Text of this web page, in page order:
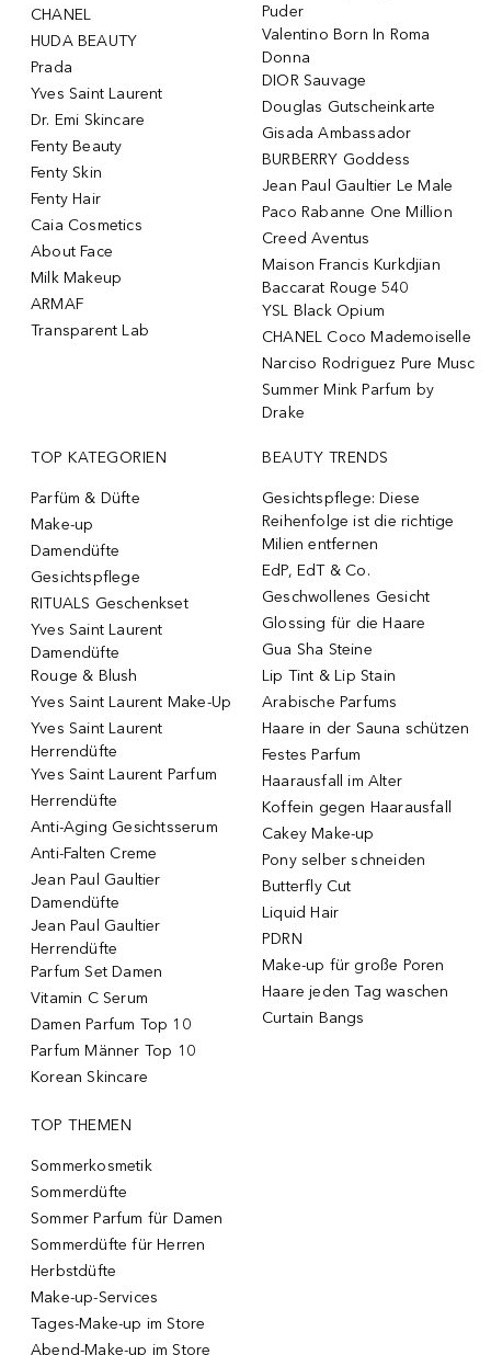
CHANEL
HUDA BEAUTY
Prada
Yves Saint Laurent
Dr. Emi Skincare
Fenty Beauty
Fenty Skin
Fenty Hair
Caia Cosmetics
About Face
Milk Makeup
ARMAF
Transparent Lab
Puder
Valentino Born In Roma
Donna
DIOR Sauvage
Douglas Gutscheinkarte
Gisada Ambassador
BURBERRY Goddess
Jean Paul Gaultier Le Male
Paco Rabanne One Million
Creed Aventus
Maison Francis Kurkdjian
Baccarat Rouge 540
YSL Black Opium
CHANEL Coco Mademoiselle
Narciso Rodriguez Pure Musc
Summer Mink Parfum by
Drake
TOP KATEGORIEN
Parfüm & Düfte
Make-up
Damendüfte
Gesichtspflege
RITUALS Geschenkset
Yves Saint Laurent
Damendüfte
Rouge & Blush
Yves Saint Laurent Make-Up
Yves Saint Laurent
Herrendüfte
Yves Saint Laurent Parfum
Herrendüfte
Anti-Aging Gesichtsserum
Anti-Falten Creme
Jean Paul Gaultier
Damendüfte
Jean Paul Gaultier
Herrendüfte
Parfum Set Damen
Vitamin C Serum
Damen Parfum Top 10
Parfum Männer Top 10
Korean Skincare
BEAUTY TRENDS
Gesichtspflege: Diese
Reihenfolge ist die richtige
Milien entfernen
EdP, EdT & Co.
Geschwollenes Gesicht
Glossing für die Haare
Gua Sha Steine
Lip Tint & Lip Stain
Arabische Parfums
Haare in der Sauna schützen
Festes Parfum
Haarausfall im Alter
Koffein gegen Haarausfall
Cakey Make-up
Pony selber schneiden
Butterfly Cut
Liquid Hair
PDRN
Make-up für große Poren
Haare jeden Tag waschen
Curtain Bangs
TOP THEMEN
Sommerkosmetik
Sommerdüfte
Sommer Parfum für Damen
Sommerdüfte für Herren
Herbstdüfte
Make-up-Services
Tages-Make-up im Store
Abend-Make-up im Store